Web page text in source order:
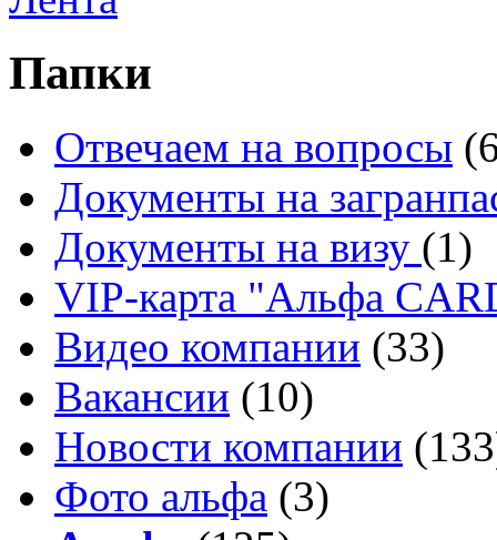
Папки
Отвечаем на вопросы
Документы на
Документы на визу (1)
VIP-карта "Альфа
Видео компании (33)
Вакансии (10)
Новости компании
Фото альфа (3)